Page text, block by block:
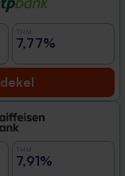
7,77%
7,91%